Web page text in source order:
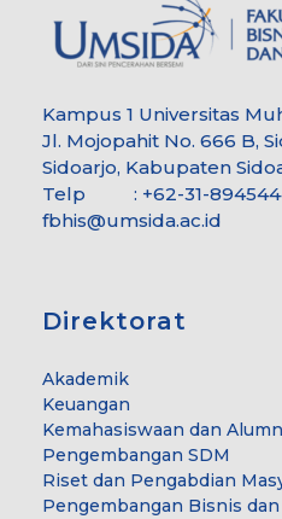
Kampus 1 Universitas
Jl. Mojopahit No. 666 B,
Sidoarjo, Kabupaten
Telp : +62-31-
fbhis@umsida.ac.id
Direktorat
Akademik
Keuangan
Kemahasiswaan dan
Pengembangan SDM
Riset dan Pengabdian
Pengembangan Bisnis